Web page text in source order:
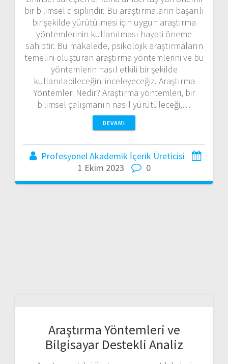
bir bilimsel disiplindir. Bu araştırmaların başarılı
bir şekilde yürütülmesi için uygun araştırma
yöntemlerinin kullanılması hayati öneme
sahiptir. Bu makalede, psikolojik araştırmaların
temelini oluşturan araştırma yöntemlerini ve bu
yöntemlerin nasıl etkili bir şekilde
kullanılabileceğini inceleyeceğiz. Araştırma
Yöntemleri Nedir? Araştırma yöntemleri, bir
bilimsel çalışmanın nasıl yürütüleceği,…
DEVAMI
Profesyonel Akademik İçerik Üreticisi
1 Ekim 2023
0
Araştırma Yöntemleri ve
Bilgisayar Destekli Analiz